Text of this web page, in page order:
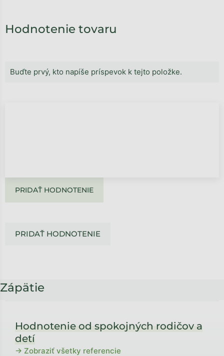
Hodnotenie tovaru
Buďte prvý, kto napíše príspevok k tejto položke.
PRIDAŤ HODNOTENIE
PRIDAŤ HODNOTENIE
Zápätie
Hodnotenie od spokojných rodičov a
detí
→ Zobraziť všetky referencie